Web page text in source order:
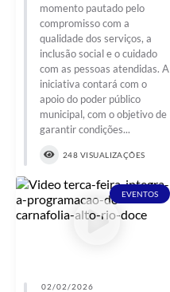
momento pautado pelo
compromisso com a
qualidade dos serviços, a
inclusão social e o cuidado
com as pessoas atendidas. A
iniciativa contará com o
apoio do poder público
municipal, com o objetivo de
garantir condições...
248 VISUALIZAÇÕES
EVENTOS
02/02/2026